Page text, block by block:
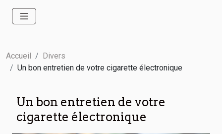
Accueil
Divers
Un bon entretien de votre cigarette électronique
Un bon entretien de votre
cigarette électronique